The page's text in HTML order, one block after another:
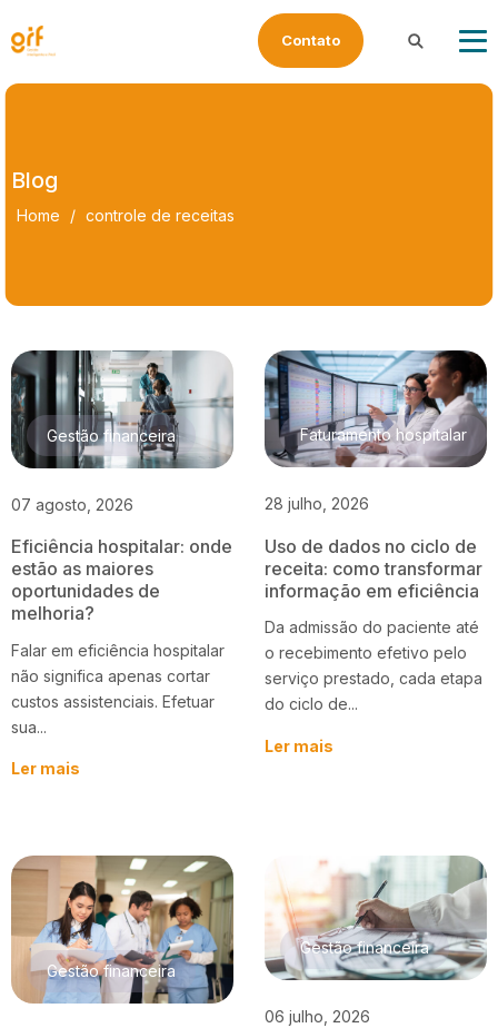
Contato
Blog
Home / controle de receitas
Gestão financeira
07 agosto, 2026
Eficiência hospitalar: onde
estão as maiores
oportunidades de
melhoria?
Falar em eficiência hospitalar
não significa apenas cortar
custos assistenciais. Efetuar
sua...
Ler mais
Faturamento hospitalar
28 julho, 2026
Uso de dados no ciclo de
receita: como transformar
informação em eficiência
Da admissão do paciente até
o recebimento efetivo pelo
serviço prestado, cada etapa
do ciclo de...
Ler mais
Gestão financeira
Gestão financeira
06 julho, 2026